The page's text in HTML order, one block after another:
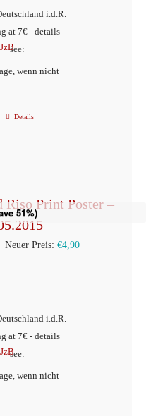
werden
i.d.R.
at 7€ - details
see:
wenn nicht
Dieses
Varianten
auf.
der
Produktseite
gewählt
werden
Details
51%)
Riso Print Poster –
Ursprünglicher
Neuer Preis: €4,90Aktueller
i.d.R.
at 7€ - details
see:
wenn nicht